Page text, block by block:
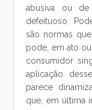
abusiva ou
defeituoso.
são normas
pode, em ato
consumidor
aplicação
parece
que, em última